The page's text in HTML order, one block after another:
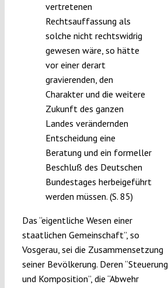
vertretenen
Rechtsauffassung als
solche nicht rechtswidrig
gewesen wäre, so hätte
vor einer derart
gravierenden, den
Charakter und die weitere
Zukunft des ganzen
Landes verändernden
Entscheidung eine
Beratung und ein formeller
Beschluß des Deutschen
Bundestages herbeigeführt
werden müssen. (S. 85)
Das “eigentliche Wesen einer
staatlichen Gemeinschaft”, so
Vosgerau, sei die Zusammensetzung
seiner Bevölkerung. Deren “Steuerung
und Komposition”, die “Abwehr